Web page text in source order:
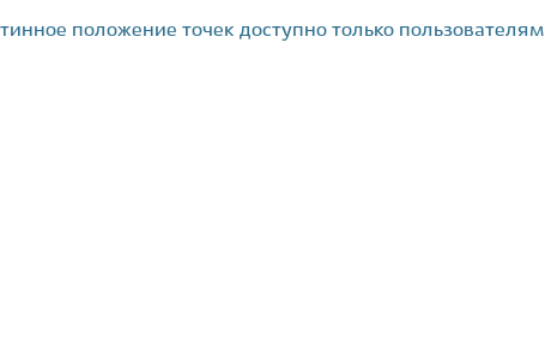
положение точек доступно только пользователям